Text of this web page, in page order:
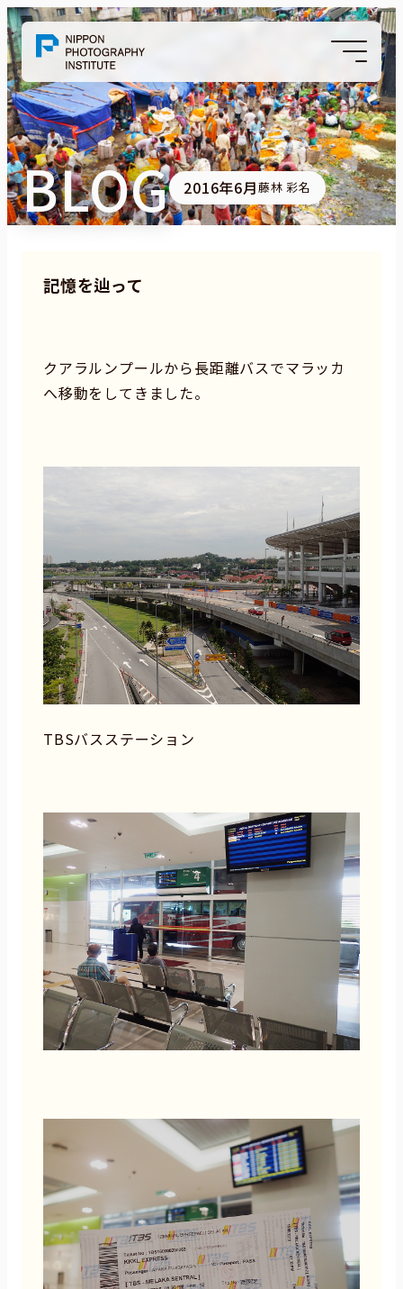
BLOG 2016年6月藤林 彩名
記憶を辿って
クアラルンプールから長距離バスでマラッカ
へ移動をしてきました。
TBSバスステーション